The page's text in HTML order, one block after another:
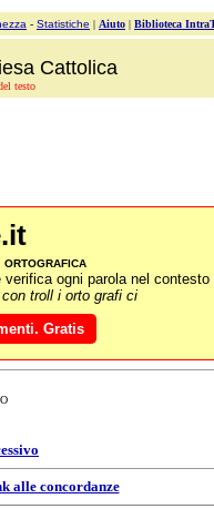
- Statistiche | Aiuto | Biblioteca
Cattolica
testo
ortografica
ogni parola nel contesto
troll i orto grafi ci
Gratis
alle concordanze